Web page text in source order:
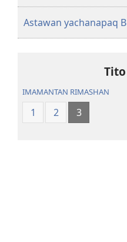
Astawan yachanapaq B
Tito
IMAMANTAN RIMASHAN
1 2 3